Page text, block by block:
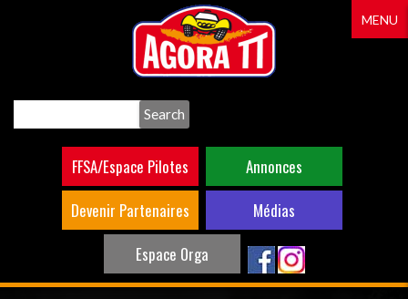
FFSA/Espace Pilotes
Annonces
Devenir Partenaires
Médias
Espace Orga
MENU